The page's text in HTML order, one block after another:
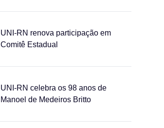
UNI-RN renova participação em
Comitê Estadual
UNI-RN celebra os 98 anos de
Manoel de Medeiros Britto